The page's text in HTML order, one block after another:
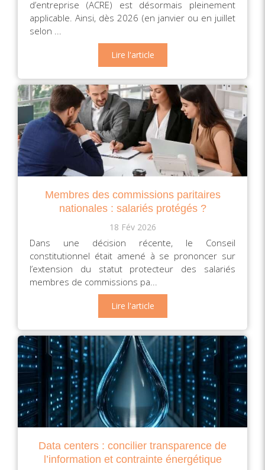
d’entreprise (ACRE) est désormais pleinement
applicable. Ainsi, dès 2026 (en janvier ou en juillet
selon ...
Lire l'article
Membres des commissions paritaires
nationales : salariés protégés ?
18 Fév 2026
Dans une décision récente, le Conseil
constitutionnel était amené à se prononcer sur
l’extension du statut protecteur des salariés
membres de commissions pa...
Lire l'article
Data centers : concilier transparence de
l’information et contrainte énergétique